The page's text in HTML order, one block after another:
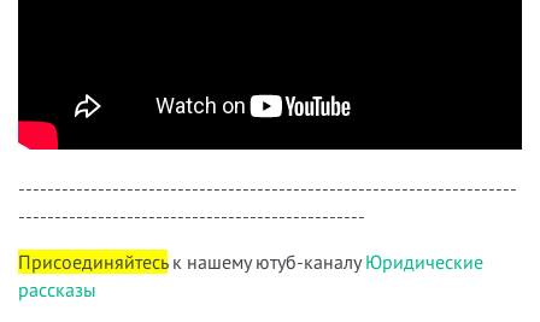
---------------------------------------------------------------------
------------------------------------------------
Присоединяйтеськ нашему ютуб-каналуЮридические
рассказы